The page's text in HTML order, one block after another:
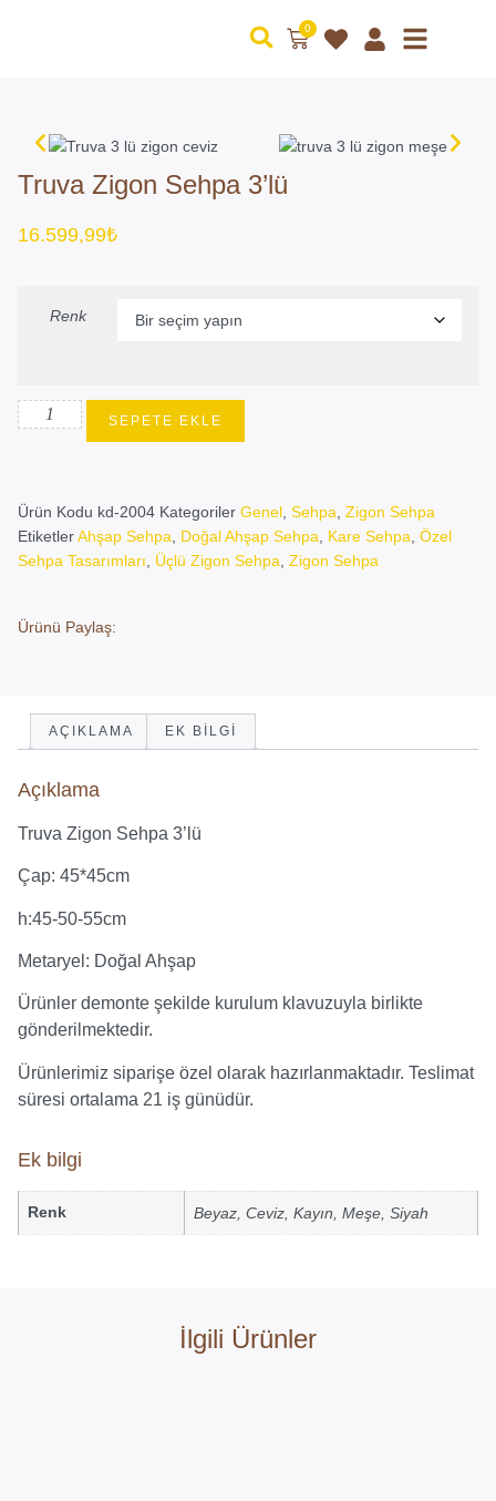
0
Truva Zigon Sehpa 3’lü
16.599,99₺
Renk
SEPETE EKLE
Ürün Kodu kd-2004 Kategoriler Genel Sehpa Zigon Sehpa
EtiketlerAhşap Sehpa Doğal Ahşap Sehpa Kare Sehpa Özel
Sehpa Tasarımları
Üçlü Zigon Sehpa Zigon Sehpa
Ürünü Paylaş:
AÇIKLAMA EK BILGI
Açıklama
Truva Zigon Sehpa 3’lü
Çap: 45*45cm
h:45-50-55cm
Metaryel: Doğal Ahşap
Ürünler demonte şekilde kurulum klavuzuyla birlikte
gönderilmektedir.
Ürünlerimiz siparişe özel olarak hazırlanmaktadır. Teslimat
süresi ortalama 21 iş günüdür.
Ek bilgi
Renk Beyaz Ceviz Kayın Meşe Siyah
İlgili Ürünler